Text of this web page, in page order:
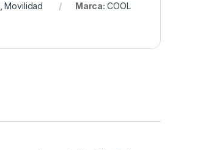
,Movilidad Marca: COOL